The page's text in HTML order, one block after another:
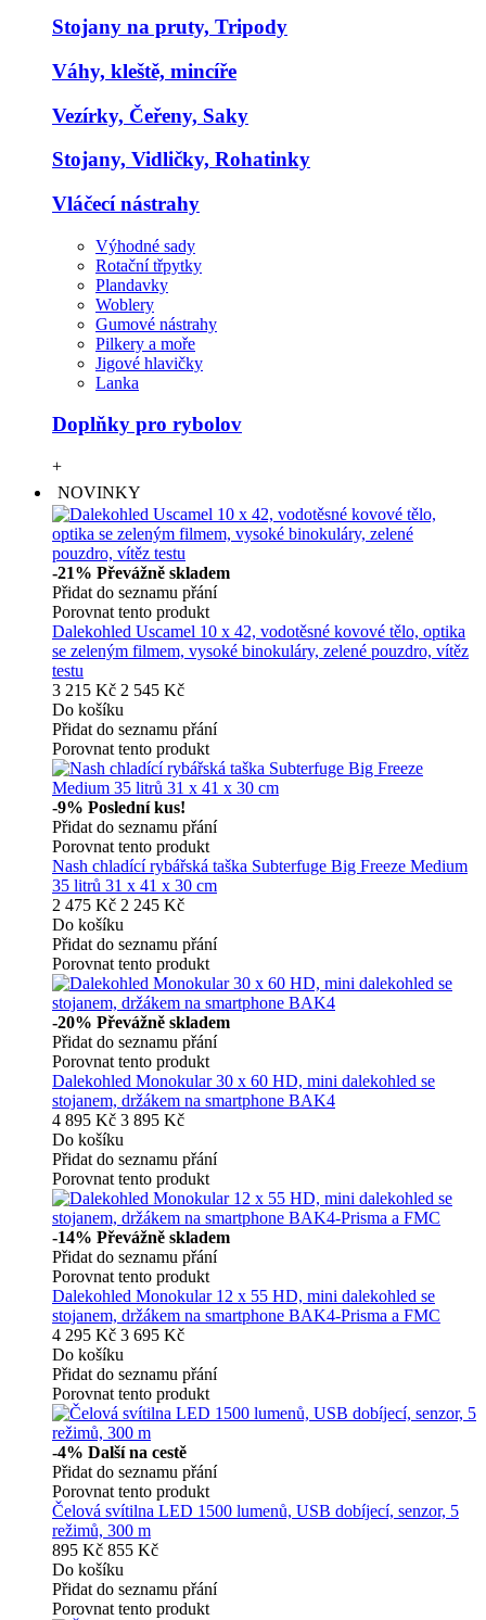
Stojany na pruty, Tripody
Váhy, kleště, mincíře
Vezírky, Čeřeny, Saky
Stojany, Vidličky, Rohatinky
Vláčecí nástrahy
Výhodné sady
Rotační třpytky
Plandavky
Woblery
Gumové nástrahy
Pilkery a moře
Jigové hlavičky
Lanka
Doplňky pro rybolov
+
NOVINKY
-21% Převážně skladem
Přidat do seznamu přání
Porovnat tento produkt
Dalekohled Uscamel 10 x 42, vodotěsné kovové tělo, optika
se zeleným filmem, vysoké binokuláry, zelené pouzdro, vítěz
testu
3 215 Kč 2 545 Kč
Do košíku
Přidat do seznamu přání
Porovnat tento produkt
-9% Poslední kus!
Přidat do seznamu přání
Porovnat tento produkt
Nash chladící rybářská taška Subterfuge Big Freeze Medium
35 litrů 31 x 41 x 30 cm
2 475 Kč 2 245 Kč
Do košíku
Přidat do seznamu přání
Porovnat tento produkt
-20% Převážně skladem
Přidat do seznamu přání
Porovnat tento produkt
Dalekohled Monokular 30 x 60 HD, mini dalekohled se
stojanem, držákem na smartphone BAK4
4 895 Kč 3 895 Kč
Do košíku
Přidat do seznamu přání
Porovnat tento produkt
-14% Převážně skladem
Přidat do seznamu přání
Porovnat tento produkt
Dalekohled Monokular 12 x 55 HD, mini dalekohled se
stojanem, držákem na smartphone BAK4-Prisma a FMC
4 295 Kč 3 695 Kč
Do košíku
Přidat do seznamu přání
Porovnat tento produkt
-4% Další na cestě
Přidat do seznamu přání
Porovnat tento produkt
Čelová svítilna LED 1500 lumenů, USB dobíjecí, senzor, 5
režimů, 300 m
895 Kč 855 Kč
Do košíku
Přidat do seznamu přání
Porovnat tento produkt